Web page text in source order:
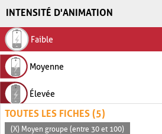
INTENSITÉ D'ANIMATION
Faible
Moyenne
Élevée
TOUTES LES FICHES (5)
(X) Moyen groupe (entre 30 et 100)